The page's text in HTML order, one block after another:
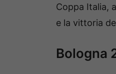
Coppa Italia,
e la vittoria
Bologna